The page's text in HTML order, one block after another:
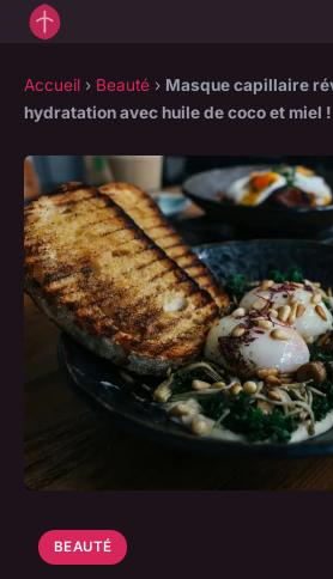
Accueil › Beauté › Masque capillaire
hydratation avec huile de coco et miel !
BEAUTÉ